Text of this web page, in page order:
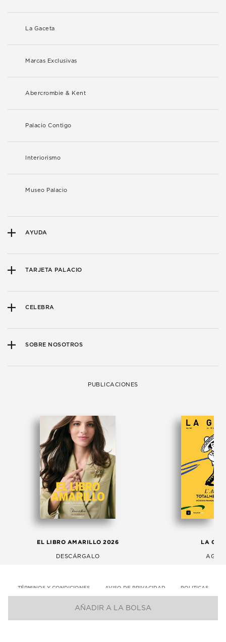
AÑADIR A LA BOLSA
La Gaceta
Marcas Exclusivas
Abercrombie & Kent
Palacio Contigo
Interiorismo
Museo Palacio
AYUDA
TARJETA PALACIO
CELEBRA
SOBRE NOSOTROS
PUBLICACIONES
EL LIBRO AMARILLO 2026
DESCÁRGALO
LA
TÉRMINOS Y CONDICIONES AVISO DE PRIVACIDAD POLITICAS